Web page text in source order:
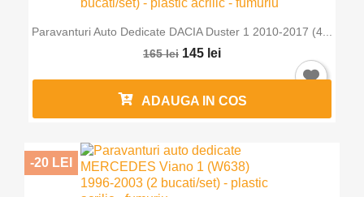
Paravanturi Auto Dedicate DACIA Duster 1 2010-2017 (4...
165 lei 145 lei
ADAUGA IN COS
-20 LEI
Intra in cont